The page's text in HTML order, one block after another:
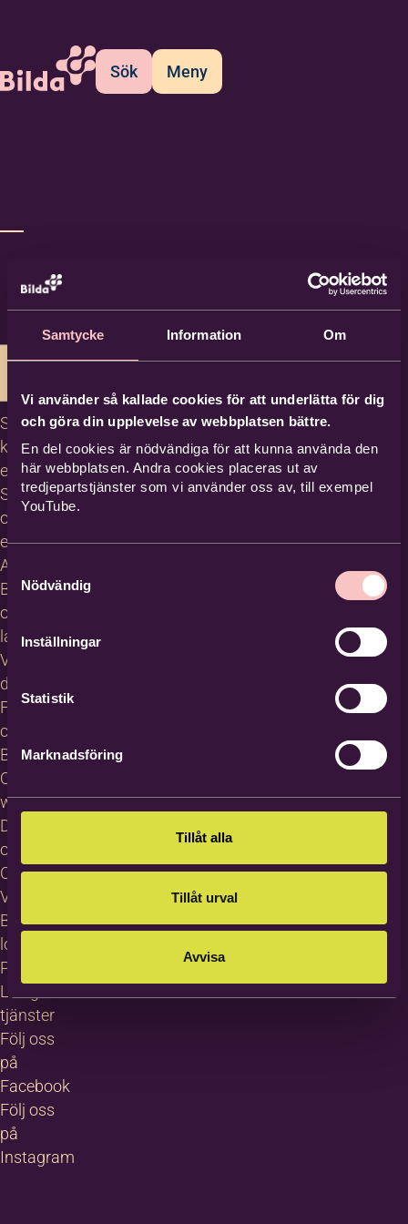
Samtycke Information Om
Vi använder så kallade cookies för att underlätta för dig
och göra din upplevelse av webbplatsen bättre.
En del cookies är nödvändiga för att kunna använda den
här webbplatsen. Andra cookies placeras ut av
tredjepartstjänster som vi använder oss av, till exempel
YouTube.
Samtyckesval
Nödvändig
Inställningar
Statistik
Marknadsföring
Tillåt alla
Tillåt urval
Avvisa
Sök Meny
Studiecirklar,
kurser och
evenemang
Studiematerial
och
erbjudanden
About
Bilda in
other
languages
Villkor för
deltagare
För
cirkelledare
Blanketter
Om
webbplatsen
Dataskydd
och GDPR
Cookies
Visselblåsning
Bildas
logotyp
Pressrum
Lediga
tjänster
Följ oss
på
Facebook
Följ oss
på
Instagram